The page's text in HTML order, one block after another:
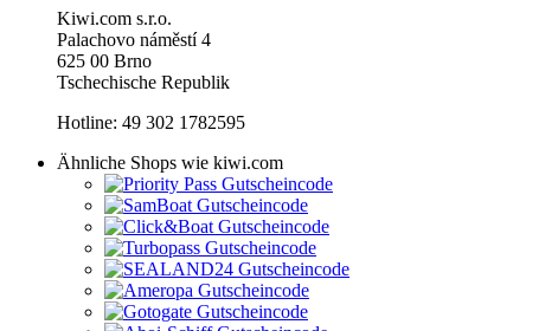
Kiwi.com s.r.o.
Palachovo náměstí 4
625 00 Brno
Tschechische Republik
Hotline: 49 302 1782595
Ähnliche Shops wie kiwi.com